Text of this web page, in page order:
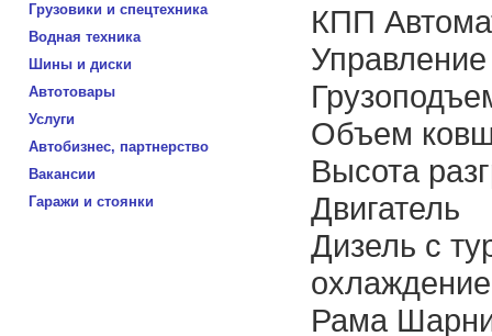
Грузовики и спецтехника
Водная техника
Шины и диски
Автотовары
Услуги
Автобизнес, партнерство
Вакансии
Гаражи и стоянки
КПП
Объем
Высота
Двигатель
Дизель c
Рама